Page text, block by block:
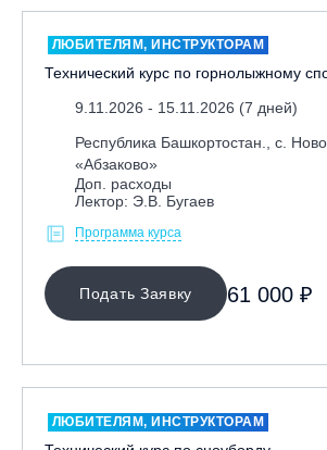
ЛЮБИТЕЛЯМ, ИНСТРУКТОРАМ
Технический курс по горнолыжному
9.11.2026 - 15.11.2026 (7 дней)
Республика Башкортостан., с.
«Абзаково»
Доп. расходы
Лектор: Э.В. Бугаев
Программа курса
Подать Заявку 61 000 ₽
ЛЮБИТЕЛЯМ, ИНСТРУКТОРАМ